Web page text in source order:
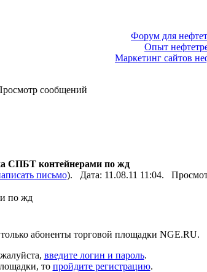
Форум для
Опыт
Маркетинг сайтов
сообщений
СПБТ контейнерами по жд
письмо). Дата: 11.08.11 11:04.
по жд
абоненты торговой площадки NGE.RU.
введите логин и пароль.
то пройдите регистрацию.